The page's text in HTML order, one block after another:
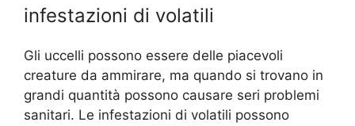
infestazioni di volatili
Gli uccelli possono essere delle piacevoli
creature da ammirare, ma quando si trovano in
grandi quantità possono causare seri problemi
sanitari. Le infestazioni di volatili possono